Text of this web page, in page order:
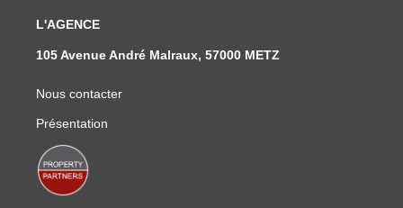
L'AGENCE
105 Avenue André Malraux, 57000 METZ
Nous contacter
Présentation